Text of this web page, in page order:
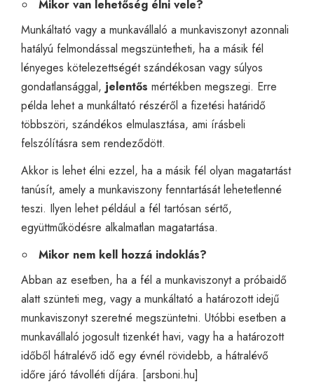
Mikor van lehetőség élni vele?
Munkáltató vagy a munkavállaló a munkaviszonyt azonnali
hatályú felmondással megszüntetheti, ha a másik fél
lényeges kötelezettségét szándékosan vagy súlyos
gondatlansággal, jelentős mértékben megszegi. Erre
példa lehet a munkáltató részéről a fizetési határidő
többszöri, szándékos elmulasztása, ami írásbeli
felszólításra sem rendeződött.
Akkor is lehet élni ezzel, ha a másik fél olyan magatartást
tanúsít, amely a munkaviszony fenntartását lehetetlenné
teszi. Ilyen lehet például a fél tartósan sértő,
együttműködésre alkalmatlan magatartása.
Mikor nem kell hozzá indoklás?
Abban az esetben, ha a fél a munkaviszonyt a próbaidő
alatt szünteti meg, vagy a munkáltató a határozott idejű
munkaviszonyt szeretné megszüntetni. Utóbbi esetben a
munkavállaló jogosult tizenkét havi, vagy ha a határozott
időből hátralévő idő egy évnél rövidebb, a hátralévő
időre járó távolléti díjára. [arsboni.hu]